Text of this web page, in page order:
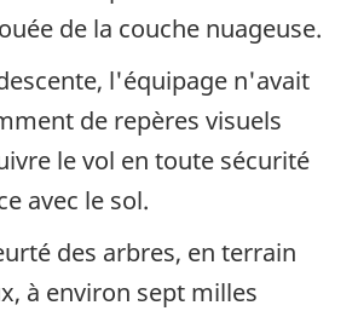
de la couche nuageuse.
l'équipage n'avait
de repères visuels
le vol en toute sécurité
avec le sol.
des arbres, en terrain
à environ sept milles